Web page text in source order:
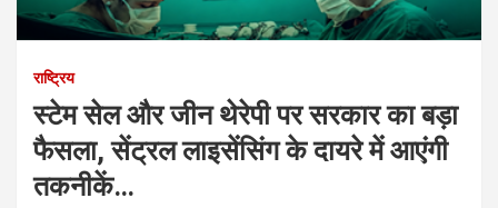
राष्ट्रिय
स्टेम सेल और जीन थेरेपी पर सरकार का बड़ा
फैसला, सेंट्रल लाइसेंसिंग के दायरे में आएंगी
तकनीकें…